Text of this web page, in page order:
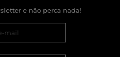
e não perca nada!